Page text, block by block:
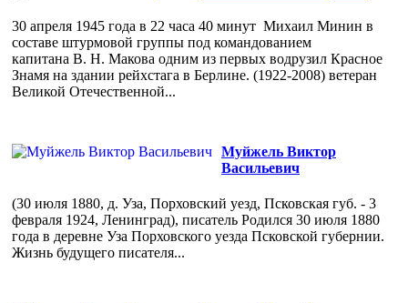
30 апреля 1945 года в 22 часа 40 минут Михаил Минин в
составе штурмовой группы под командованием
капитана В. Н. Макова одним из первых водрузил Красное
Знамя на здании рейхстага в Берлине. (1922-2008) ветеран
Великой Отечественной...
Муйжель Виктор
Васильевич
(30 июля 1880, д. Уза, Порховский уезд, Псковская губ. - 3
февраля 1924, Ленинград), писатель Родился 30 июля 1880
года в деревне Уза Порховского уезда Псковской губернии.
Жизнь будущего писателя...